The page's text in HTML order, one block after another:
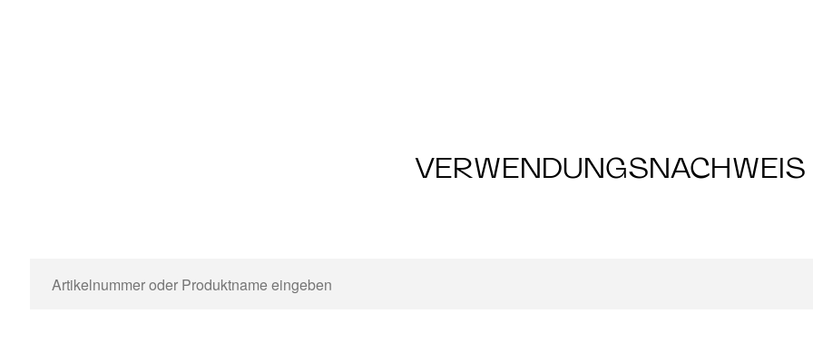
VERWENDUNGSNACHWEIS